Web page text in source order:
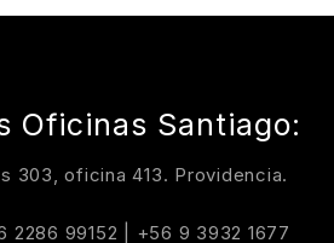
Oficinas Santiago:
303, oficina 413. Providencia.
2286 99152 +56 9 3932 1677